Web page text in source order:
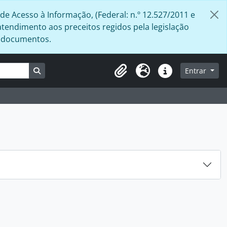
à Informação, (Federal: n.º 12.527/2011 e
aos preceitos regidos pela legislação
Busque na página de navegação
Área de Transferência
Idioma Atalhos Entrar